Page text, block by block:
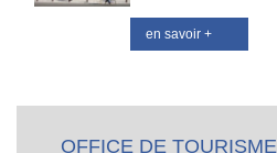
en savoir +
OFFICE DE